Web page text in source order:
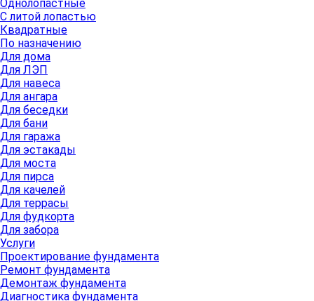
Однолопастные
С литой лопастью
Квадратные
По назначению
Для дома
Для ЛЭП
Для навеса
Для ангара
Для беседки
Для бани
Для гаража
Для эстакады
Для моста
Для пирса
Для качелей
Для террасы
Для фудкорта
Для забора
Услуги
Проектирование фундамента
Ремонт фундамента
Демонтаж фундамента
Диагностика фундамента